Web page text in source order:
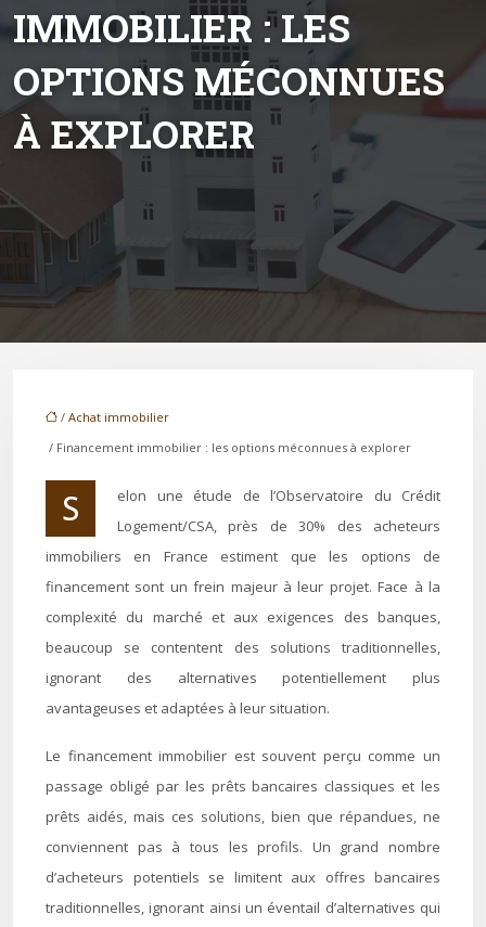
IMMOBILIER : LES
OPTIONS MÉCONNUES
À EXPLORER
/ Achat immobilier
/ Financement immobilier : les options méconnues à explorer
Selon une étude de l’Observatoire du Crédit
Logement/CSA, près de 30% des acheteurs
immobiliers en France estiment que les options de
financement sont un frein majeur à leur projet. Face à la
complexité du marché et aux exigences des banques,
beaucoup se contentent des solutions traditionnelles,
ignorant des alternatives potentiellement plus
avantageuses et adaptées à leur situation.
Le financement immobilier est souvent perçu comme un
passage obligé par les prêts bancaires classiques et les
prêts aidés, mais ces solutions, bien que répandues, ne
conviennent pas à tous les profils. Un grand nombre
d’acheteurs potentiels se limitent aux offres bancaires
traditionnelles, ignorant ainsi un éventail d’alternatives qui